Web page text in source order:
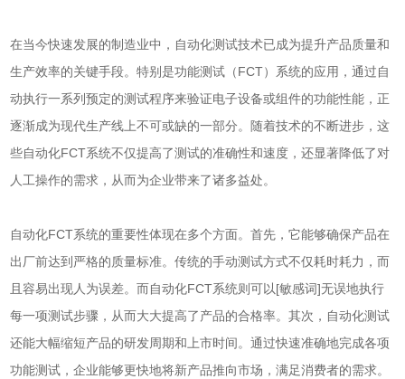
在当今快速发展的制造业中，自动化测试技术已成为提升产品质量和
生产效率的关键手段。特别是功能测试（FCT）系统的应用，通过自
动执行一系列预定的测试程序来验证电子设备或组件的功能性能，正
逐渐成为现代生产线上不可或缺的一部分。随着技术的不断进步，这
些自动化FCT系统不仅提高了测试的准确性和速度，还显著降低了对
人工操作的需求，从而为企业带来了诸多益处。
自动化FCT系统的重要性体现在多个方面。首先，它能够确保产品在
出厂前达到严格的质量标准。传统的手动测试方式不仅耗时耗力，而
且容易出现人为误差。而自动化FCT系统则可以[敏感词]无误地执行
每一项测试步骤，从而大大提高了产品的合格率。其次，自动化测试
还能大幅缩短产品的研发周期和上市时间。通过快速准确地完成各项
功能测试，企业能够更快地将新产品推向市场，满足消费者的需求。